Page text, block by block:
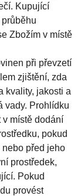
Kupující
Zbožím v místě
při převzetí
zjištění, zda
kvality, jakosti a
vady. Prohlídku
místě dodání
pokud
před jeho
prostředek,
Pokud
provést